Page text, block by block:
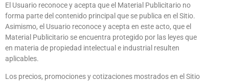
El Usuario reconoce y acepta que el Material Publicitario no
forma parte del contenido principal que se publica en el Sitio.
Asimismo, el Usuario reconoce y acepta en este acto, que el
Material Publicitario se encuentra protegido por las leyes que
en materia de propiedad intelectual e industrial resulten
aplicables.
Los precios, promociones y cotizaciones mostrados en el Sitio